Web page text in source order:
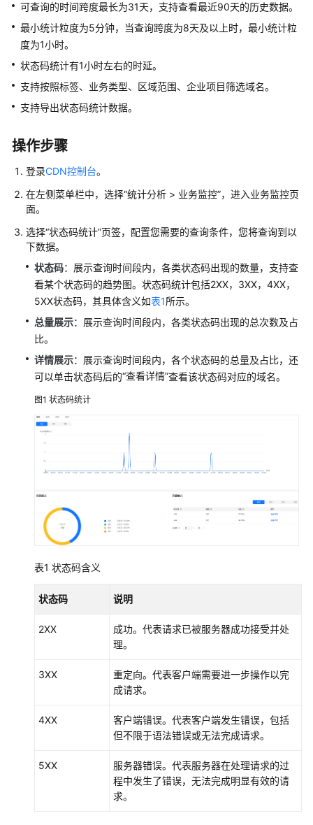
快
速
入
用
户
南
创
用
并
授
权
使
用
CDN
开
通
CDN
服
务
管
加
域
自
义
名
置
源
刷
可查询的时间跨度最长为31天，支持查看最近90天的历史数据。
最小统计粒度为5分钟，当查询跨度为8天及以上时，最小统计粒
度为1小时。
状态码统计有1小时左右的时延。
支持按照标签、业务类型、区域范围、企业项目筛选域名。
支持导出状态码统计数据。
操作步骤
登录CDN控制台。
在左侧菜单栏中，选择“统计分析 > 业务监控”，进入业务监控页
面。
选择“状态码统计”页签，配置您需要的查询条件，您将查询到以
下数据。
状态码：展示查询时间段内，各类状态码出现的数量，支持查
看某个状态码的趋势图。状态码统计包括2XX，3XX，4XX，
5XX状态码，其具体含义如表1所示。
总量展示：展示查询时间段内，各类状态码出现的总次数及占
比。
详情展示：展示查询时间段内，各个状态码的总量及占比，还
可以单击状态码后的“查看详情”查看该状态码对应的域名。
图1 状态码统计
表1 状态码含义
状态码 说明
2XX
成功。代表请求已被服务器成功接受并处
理。
3XX
重定向。代表客户端需要进一步操作以完
成请求。
4XX
客户端错误。代表客户端发生错误，包括
但不限于语法错误或无法完成请求。
5XX
服务器错误。代表服务器在处理请求的过
程中发生了错误，无法完成明显有效的请
求。